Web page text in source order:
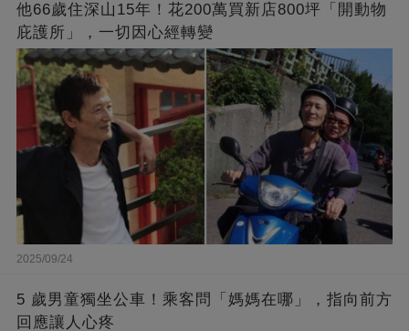
他66歲住深山15年！花200萬買新店800坪「開動物
庇護所」，一切因心經轉變
2025/09/24
5 歲男童獨坐公車！乘客問「媽媽在哪」，指向前方
回應讓人心疼